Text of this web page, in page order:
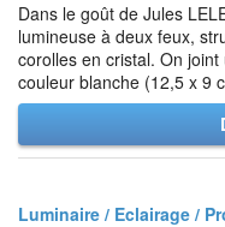
Dans le goût de Jules
lumineuse à deux feux,
corolles en cristal. On
couleur blanche (12,5 x 9
Luminaire / Eclairage /